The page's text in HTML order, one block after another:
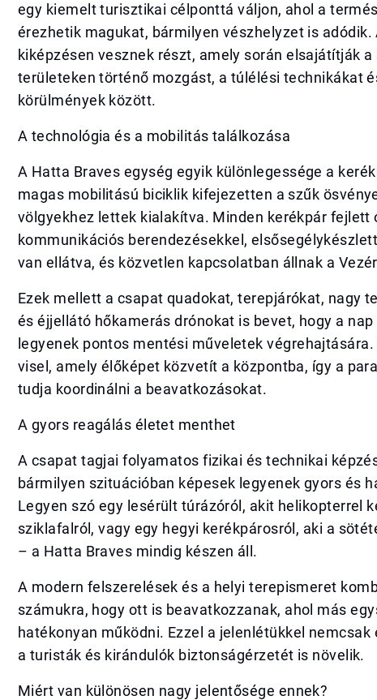
egy kiemelt turisztikai célponttá váljon, ahol a
érezhetik magukat, bármilyen vészhelyzet is
kiképzésen vesznek részt, amely során elsajátítják
területeken történő mozgást, a túlélési technikákat
körülmények között.
A technológia és a mobilitás találkozása
A Hatta Braves egység egyik különlegessége a
magas mobilitású biciklik kifejezetten a szűk
völgyekhez lettek kialakítva. Minden kerékpár fejlett
kommunikációs berendezésekkel,
van ellátva, és közvetlen kapcsolatban állnak a
Ezek mellett a csapat quadokat, terepjárókat, nagy
és éjjellátó hőkamerás drónokat is bevet, hogy a
legyenek pontos mentési műveletek
visel, amely élőképet közvetít a központba, így a
tudja koordinálni a beavatkozásokat.
A gyors reagálás életet menthet
A csapat tagjai folyamatos fizikai és technikai
bármilyen szituációban képesek legyenek gyors és
Legyen szó egy lesérült túrázóról, akit helikopterrel
sziklafalról, vagy egy hegyi kerékpárosról, aki a
– a Hatta Braves mindig készen áll.
A modern felszerelések és a helyi terepismeret
számukra, hogy ott is beavatkozzanak, ahol más
hatékonyan működni. Ezzel a jelenlétükkel
a turisták és kirándulók biztonságérzetét is növelik.
Miért van különösen nagy jelentősége ennek?